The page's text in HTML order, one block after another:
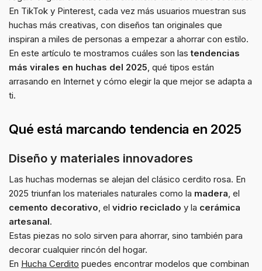
En TikTok y Pinterest, cada vez más usuarios muestran sus
huchas más creativas, con diseños tan originales que
inspiran a miles de personas a empezar a ahorrar con estilo.
En este artículo te mostramos cuáles son lastendencias
más virales en huchas del 2025 , qué tipos están
arrasando en Internet y cómo elegir la que mejor se adapta a
ti.
Qué está marcando tendencia en 2025
Diseño y materiales innovadores
Las huchas modernas se alejan del clásico cerdito rosa. En
2025 triunfan los materiales naturales como la madera, el
cemento decorativo, el vidrio reciclado y la cerámica
artesanal.
Estas piezas no solo sirven para ahorrar, sino también para
decorar cualquier rincón del hogar.
En Hucha Cerdito puedes encontrar modelos que combinan